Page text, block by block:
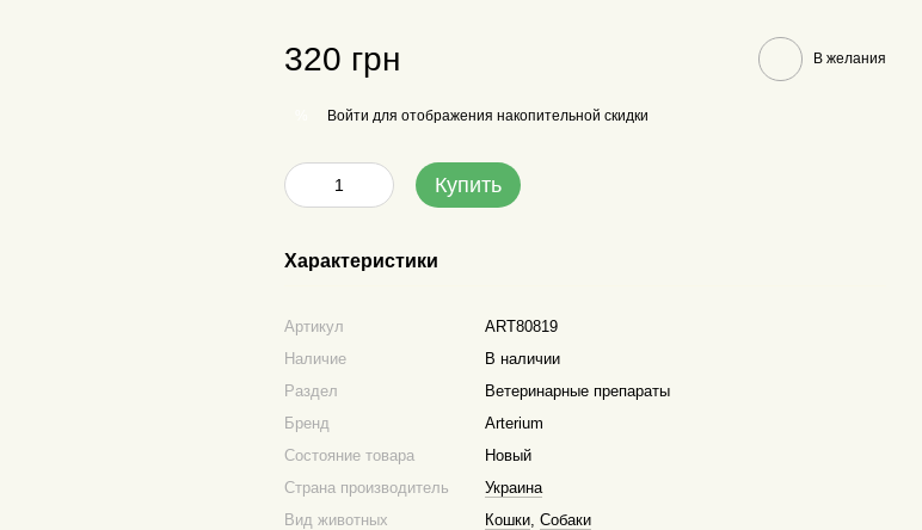
320 грн В желания
Войти для отображения накопительной скидки
Купить
Характеристики
Артикул
ART80819
Наличие
В наличии
Раздел
Ветеринарные препараты
Бренд
Arterium
Состояние товара
Новый
Страна производитель
Украина
Вид животных
Кошки,Собаки